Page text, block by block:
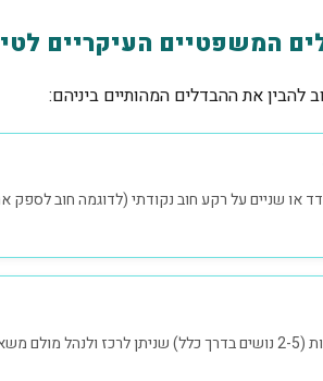
המשפטיים העיקריים
להבין את ההבדלים המהותיים ביניהם:
או שניים על רקע חוב נקודתי (לדוגמה חוב לספק
מתאים כשיש כמה חובות (2-5 נושים בדרך כלל) שניתן